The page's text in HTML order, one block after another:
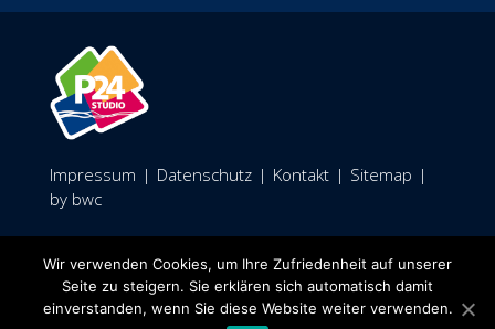
Impressum | Datenschutz | Kontakt | Sitemap |
by bwc
Facebook
Onlineshop
Wir verwenden Cookies, um Ihre Zufriedenheit auf unserer
Seite zu steigern. Sie erklären sich automatisch damit
einverstanden, wenn Sie diese Website weiter verwenden.